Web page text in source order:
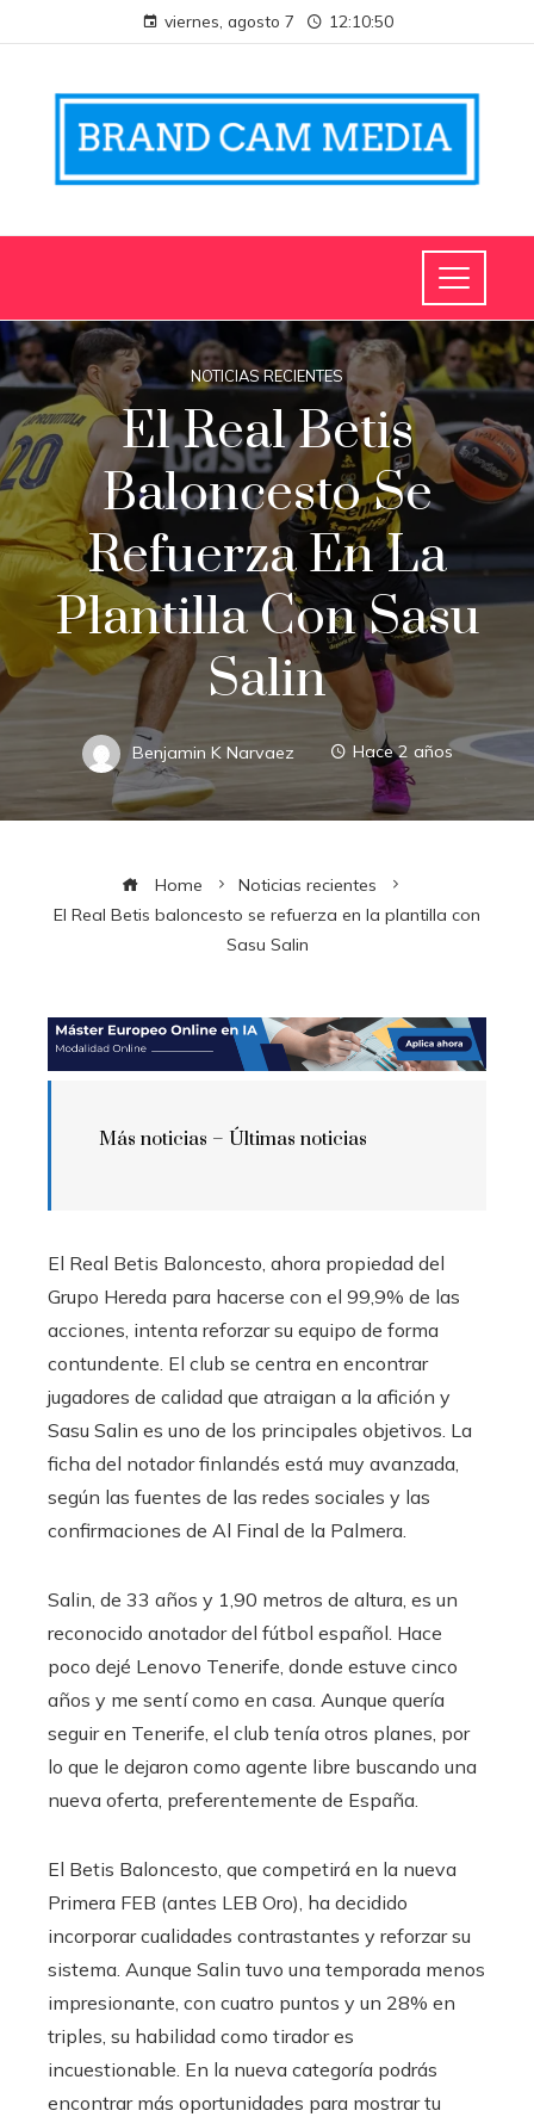
viernes, agosto 7 12:10:50
NOTICIAS RECIENTES
El Real Betis
Baloncesto Se
Refuerza En La
Plantilla Con Sasu
Salin
Benjamin K Narvaez Hace 2 años
Home
Noticias recientes
El Real Betis baloncesto se refuerza en la plantilla con
Sasu Salin
Más noticias – Últimas noticias
El Real Betis Baloncesto, ahora propiedad del
Grupo Hereda para hacerse con el 99,9% de las
acciones, intenta reforzar su equipo de forma
contundente. El club se centra en encontrar
jugadores de calidad que atraigan a la afición y
Sasu Salin es uno de los principales objetivos. La
ficha del notador finlandés está muy avanzada,
según las fuentes de las redes sociales y las
confirmaciones de Al Final de la Palmera.
Salin, de 33 años y 1,90 metros de altura, es un
reconocido anotador del fútbol español. Hace
poco dejé Lenovo Tenerife, donde estuve cinco
años y me sentí como en casa. Aunque quería
seguir en Tenerife, el club tenía otros planes, por
lo que le dejaron como agente libre buscando una
nueva oferta, preferentemente de España.
El Betis Baloncesto, que competirá en la nueva
Primera FEB (antes LEB Oro), ha decidido
incorporar cualidades contrastantes y reforzar su
sistema. Aunque Salin tuvo una temporada menos
impresionante, con cuatro puntos y un 28% en
triples, su habilidad como tirador es
incuestionable. En la nueva categoría podrás
encontrar más oportunidades para mostrar tu